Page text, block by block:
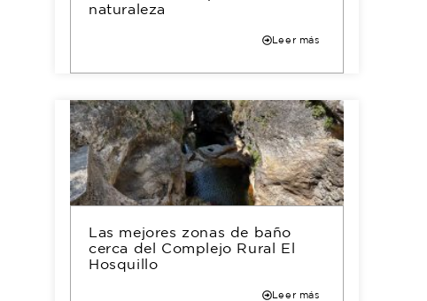
naturaleza
Leer más
Las mejores zonas de baño
cerca del Complejo Rural El
Hosquillo
Leer más